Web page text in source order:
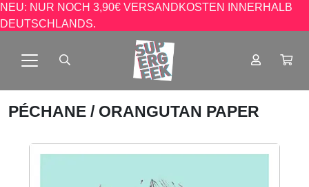
NEU: NUR NOCH 3,90€ VERSANDKOSTEN INNERHALB
DEUTSCHLANDS.
PÉCHANE / ORANGUTAN PAPER